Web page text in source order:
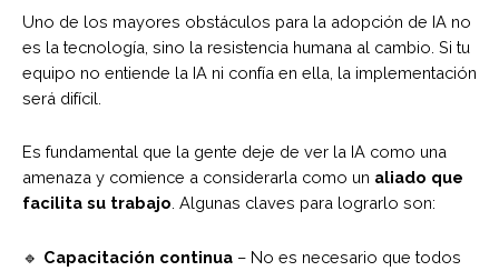
Uno de los mayores obstáculos para la adopción de IA no
es la tecnología, sino la resistencia humana al cambio. Si tu
equipo no entiende la IA ni confía en ella, la implementación
será difícil.
Es fundamental que la gente deje de ver la IA como una
amenaza y comience a considerarla como un aliado que
facilita su trabajo . Algunas claves para lograrlo son:
🔹 Capacitación continua – No es necesario que todos